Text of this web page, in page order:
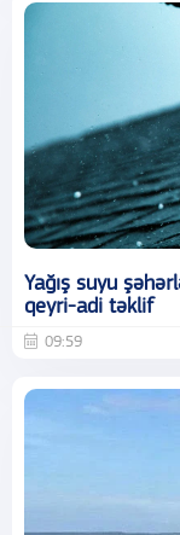
Yağış suyu
qeyri-adi təklif
09:59